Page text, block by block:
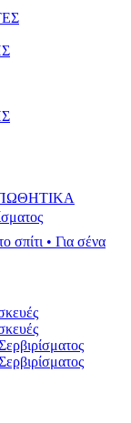
σπίτι • Για σένα